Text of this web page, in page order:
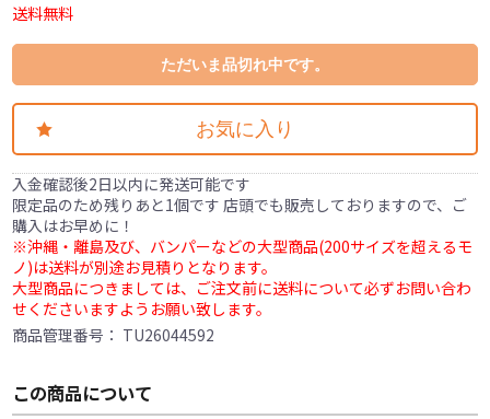
送料無料
ただいま品切れ中です。
お気に入り
入金確認後2日以内に発送可能です
限定品のため残りあと1個です 店頭でも販売しておりますので、ご
購入はお早めに！
※沖縄・離島及び、バンパーなどの大型商品(200サイズを超えるモ
ノ)は送料が別途お見積りとなります。
大型商品につきましては、ご注文前に送料について必ずお問い合わ
せくださいますようお願い致します。
商品管理番号： TU26044592
この商品について